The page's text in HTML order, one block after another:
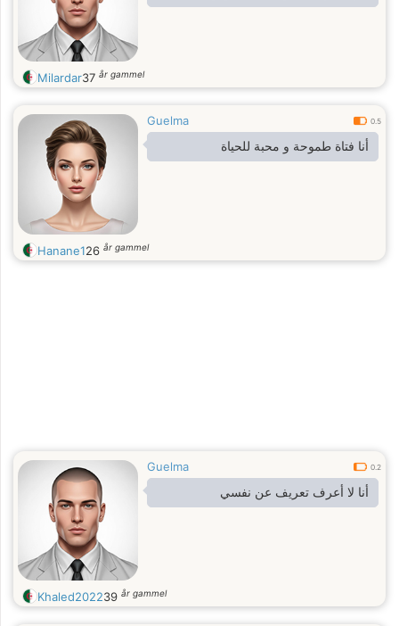
Milardar37 år gammel
Guelma 0.5
أنا فتاة طموحة و محبة للحياة
Hanane126 år gammel
Guelma 0.2
أنا لا أعرف تعريف عن نفسي
Khaled202239 år gammel